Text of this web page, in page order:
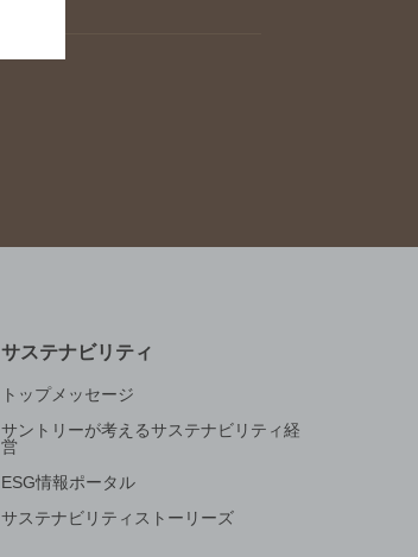
サステナビリティ
トップメッセージ
サントリーが考えるサステナビリティ経
営
ESG情報ポータル
サステナビリティストーリーズ